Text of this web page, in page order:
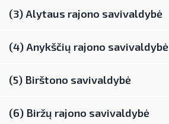
(3) Alytaus rajono savivaldybė
(4) Anykščių rajono savivaldybė
(5) Birštono savivaldybė
(6) Biržų rajono savivaldybė